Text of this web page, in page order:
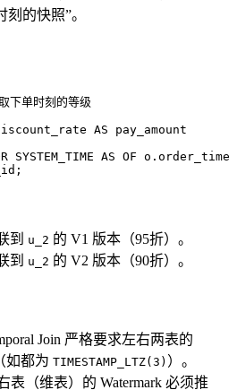
刻的快照”。
下单时刻的等级
AS pay_amount
SYSTEM_TIME AS OF o . order_time
;
到 u_2 的 V1 版本（95折）。
到 u_2 的 V2 版本（90折）。
Join 严格要求左右两表的
如都为 TIMESTAMP_LTZ(3) ）。
表（维表）的 Watermark 必须推